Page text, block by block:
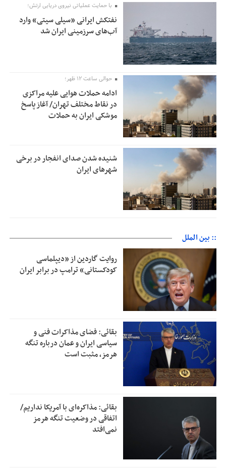
با حمایت عملیاتی نیروی دریایی ارتش؛
نفتکش ایرانی «سیلی سیتی» وارد
آب‌های سرزمینی ایران شد
حوالی ساعت ۱۲ ظهر؛
ادامه حملات هوایی علیه مراکزی
در نقاط مختلف تهران/ آغاز پاسخ
موشکی ایران به حملات
شنیده شدن صدای انفجار در برخی
شهرهای ایران
:: بین الملل
روایت گاردین از «دیپلماسی
کودکستانی» ترامپ در برابر ایران
بقائی: فضای مذاکرات فنی و
سیاسی ایران و عمان درباره تنگه
هرمز، مثبت است
بقائی: مذاکره‌ای با آمریکا نداریم/
اتفاقی در وضعیت تنگه هرمز
نمی‌افتد